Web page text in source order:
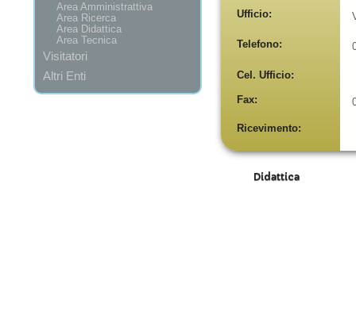
Area Amministrattiva
Area Ricerca
Area Didattica
Area Tecnica
Visitatori
Altri Enti
Ufficio:
Telefono:
Cel. Ufficio:
Fax:
Ricevimento:
Didattica